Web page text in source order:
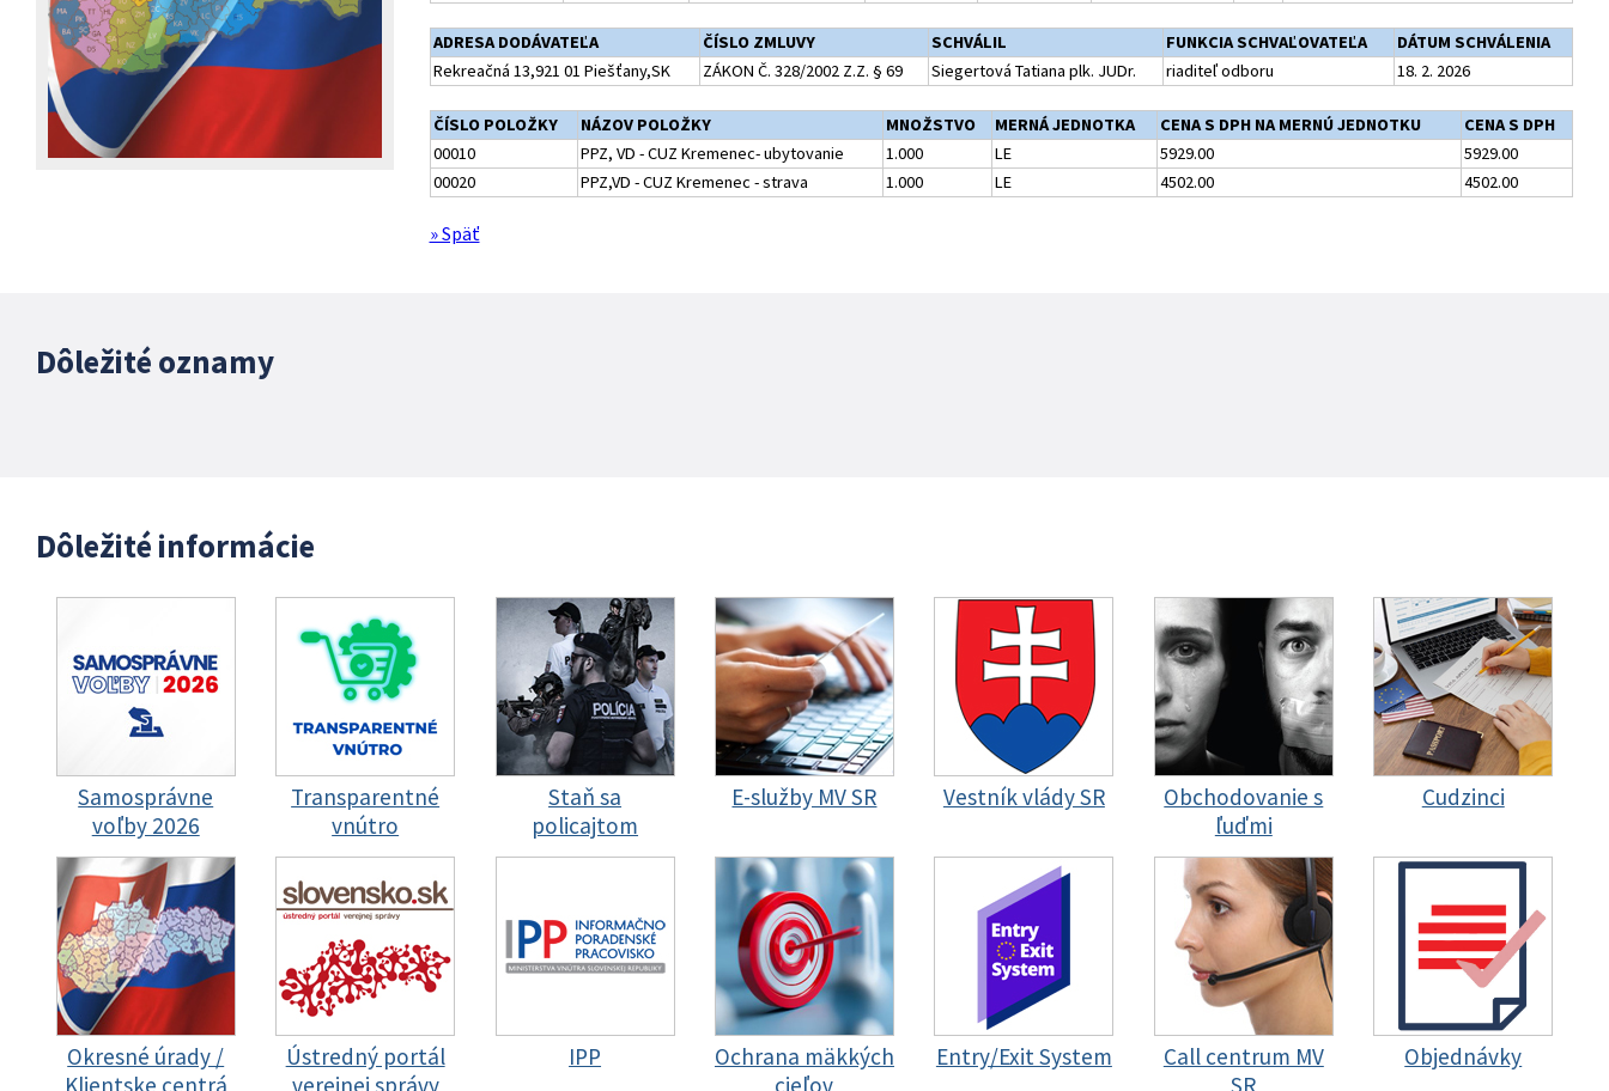
ADRESA DODÁVATEĽA ČÍSLO ZMLUVY SCHVÁLIL FUNKCIA SCHVAĽOVATEĽA
DÁTUM SCHVÁLENIA
Rekreačná 13,921 01 Piešťany,SK
ZÁKON Č. 328/2002 Z.Z. § 69 Siegertová Tatiana plk. JUDr. riaditeľ odboru 18. 2. 2026
ČÍSLO POLOŽKY NÁZOV POLOŽKY MNOŽSTVO MERNÁ JEDNOTKA CENA S DPH NA MERNÚ JEDNOTKU
CENA S DPH
00010
PPZ, VD - CUZ Kremenec- ubytovanie 1.000 LE 5929.00
5929.00
00020
PPZ,VD - CUZ Kremenec - strava 1.000 LE 4502.00 4502.00
» Späť
Dôležité oznamy
Dôležité informácie
Samosprávne
voľby 2026
Transparentné
vnútro
Staň sa
policajtom
E-služby MV SR Vestník vlády SR
Obchodovanie s
ľuďmi
Cudzinci
Okresné úrady /
Klientske centrá
Ústredný portál
verejnej správy
IPP
Ochrana mäkkých
cieľov
Entry/Exit System
Call centrum MV
SR
Objednávky